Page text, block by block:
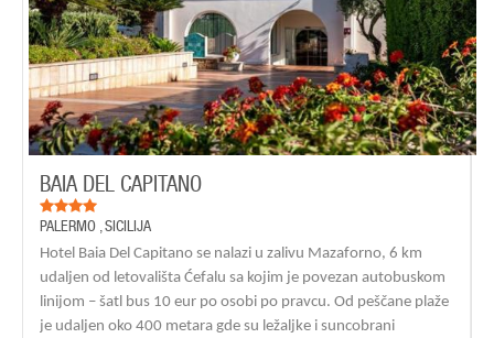
BAIA DEL CAPITANO
PALERMO ,SICILIJA
Hotel Baia Del Capitano se nalazi u zalivu Mazaforno, 6 km
udaljen od letovališta Ćefalu sa kojim je povezan autobuskom
linijom – šatl bus 10 eur po osobi po pravcu. Od peščane plaže
je udaljen oko 400 metara gde su ležaljke i suncobrani